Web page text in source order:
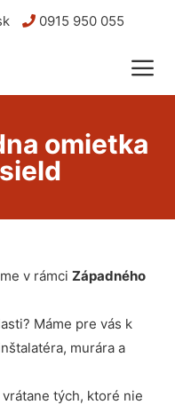
0915 950 055
omietka
v rámci Západného
Máme pre vás k
murára a
tých, ktoré nie